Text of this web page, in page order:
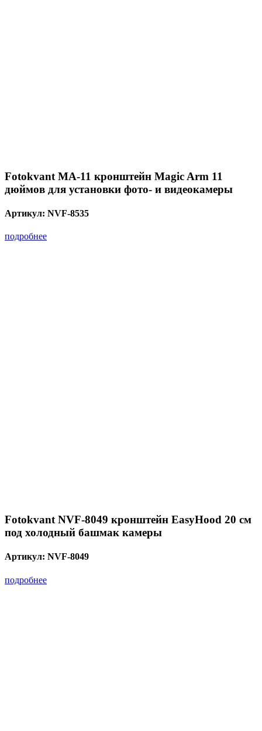
Fotokvant MA-11 кронштейн Magic Arm 11
дюймов для установки фото- и видеокамеры
Артикул: NVF-8535
подробнее
Fotokvant NVF-8049 кронштейн EasyHood 20 см
под холодный башмак камеры
Артикул: NVF-8049
подробнее